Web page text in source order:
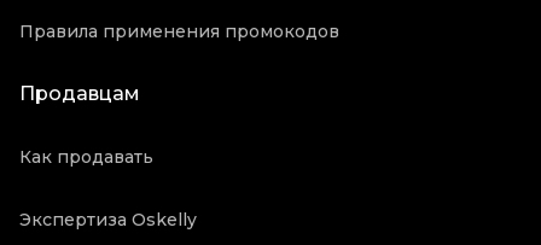
Правила применения промокодов
Продавцам
Как продавать
Экспертиза Oskelly